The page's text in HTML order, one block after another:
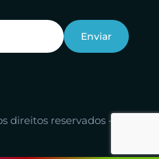
direitos reservados -